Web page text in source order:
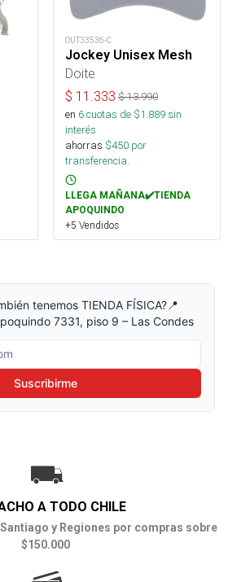
OUT33536-C
Jockey Unisex Mesh
Doite
$ 11.333 $13.990
en 6cuotas de $1.889sin
interés
ahorras $450 por
transferencia.
LLEGA MAÑANA✔️TIENDA
APOQUINDO
+5 Vendidos
tenemos TIENDA FÍSICA?📍
7331, piso 9 – Las Condes
Suscribirme
A TODO CHILE
y Regiones por compras sobre
$150.000